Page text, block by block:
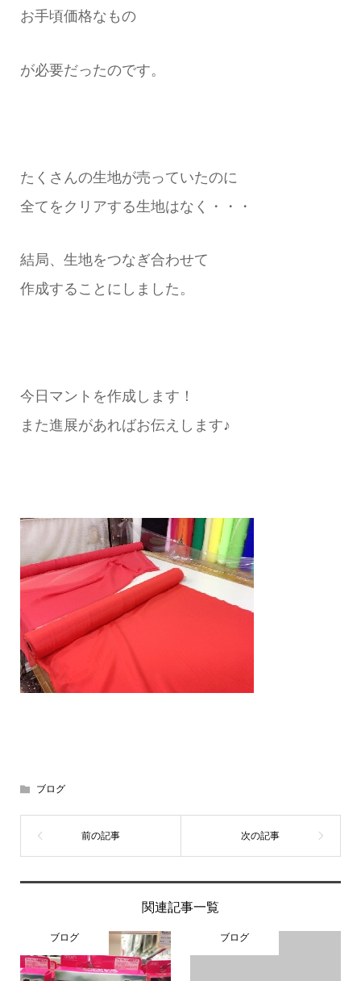
お手頃価格なもの
が必要だったのです。
たくさんの生地が売っていたのに
全てをクリアする生地はなく・・・
結局、生地をつなぎ合わせて
作成することにしました。
今日マントを作成します！
また進展があればお伝えします♪
ブログ
関連記事一覧
ブログ ブログ